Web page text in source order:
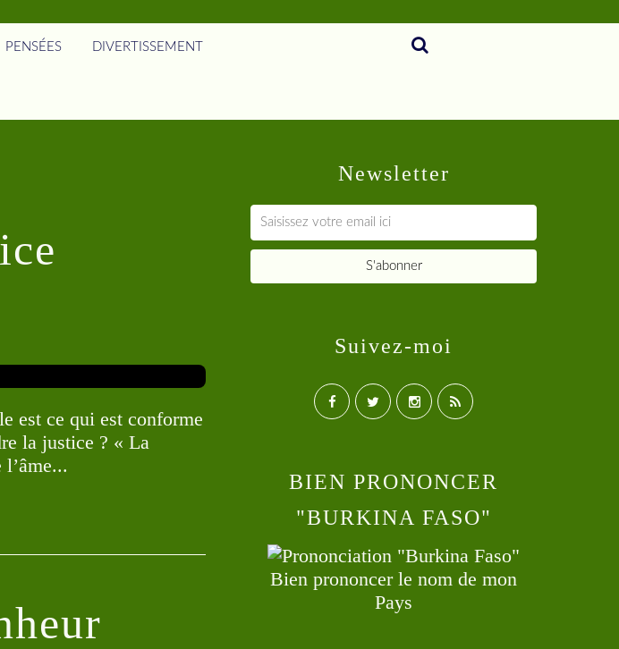
PENSÉES DIVERTISSEMENT
est ce qui est conforme
la justice ? « La
Newsletter
Suivez-moi
BIEN PRONONCER
"BURKINA FASO"
Bien prononcer le nom de mon
Pays